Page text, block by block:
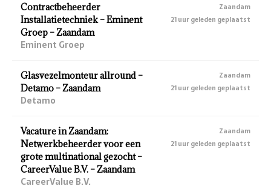
Contractbeheerder
Installatietechniek – Eminent
Groep – Zaandam
Eminent Groep
Zaandam
21 uur geleden geplaatst
Glasvezelmonteur allround –
Detamo – Zaandam
Detamo
Zaandam
21 uur geleden geplaatst
Vacature in Zaandam:
Netwerkbeheerder voor een
grote multinational gezocht –
CareerValue B.V. – Zaandam
CareerValue B.V.
Zaandam
21 uur geleden geplaatst